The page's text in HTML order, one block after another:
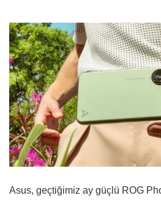
Asus, geçtiğimiz ay güçlü ROG